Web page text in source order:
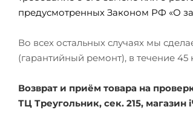
предусмотренных Законом РФ «О
Во всех остальных случаях мы
(гарантийный ремонт), в течение
Возврат и приём товара на
ТЦ Треугольник, сек. 215,